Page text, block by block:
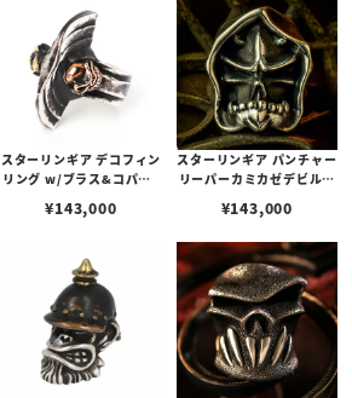
スターリンギア デコフィン
リング w/ブラス&コパー2
¥143,000
スターリンギア パンチャー
リーパーカミカゼデビルリ
¥143,000